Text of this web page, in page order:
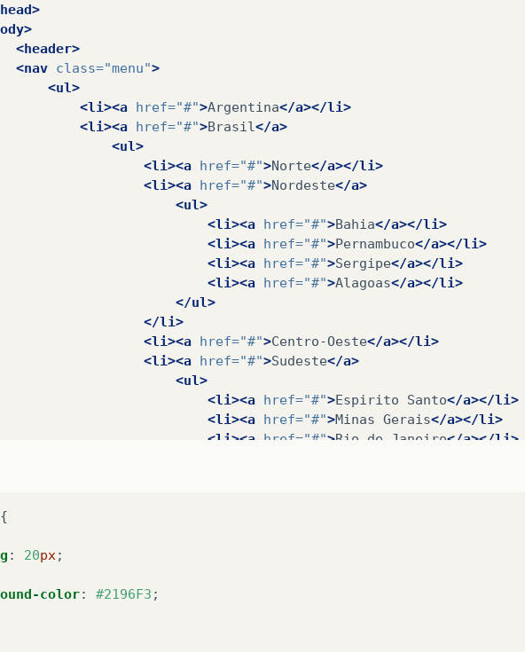
<header>
<nav class="menu">
<ul>
<li><a href="#">Argentina</a></li>
<li><a href="#">Brasil</a>
<ul>
<li><a href="#">Norte</a></li>
<li><a href="#">Nordeste</a>
<ul>
<li><a href="#">Bahia</a></li>
<li><a href="#">Pernambuco</a></li>
<li><a href="#">Sergipe</a></li>
<li><a href="#">Alagoas</a></li>
</ul>
</li>
<li><a href="#">Centro-Oeste</a></li>
<li><a href="#">Sudeste</a>
<ul>
<li><a href="#">Espirito Santo</a></li>
<li><a href="#">Minas Gerais</a></li>
<li><a href="#">Rio de Janeiro</a></li>
<li><a
href=
{
: 20px ;
color: #2196F3 ;